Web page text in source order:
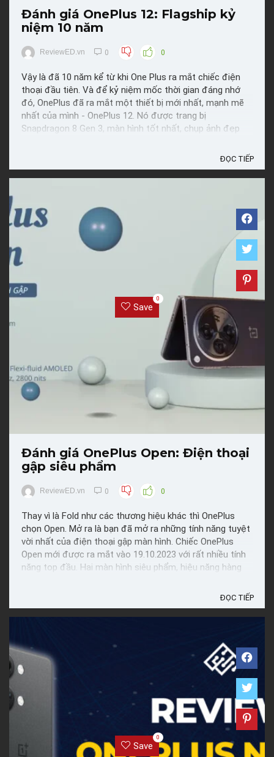
Đánh giá OnePlus 12: Flagship kỷ
niệm 10 năm
ReviewED.vn 0 0
Vậy là đã 10 năm kể từ khi One Plus ra mắt chiếc điện
thoại đầu tiên. Và để kỷ niệm mốc thời gian đáng nhớ
đó, OnePlus đã ra mắt một thiết bị mới nhất, mạnh mẽ
nhất của mình - OnePlus 12. Nó được trang bị
Snapdragon 8 Gen 3, màn hình tốt nhất, chụp ảnh đẹp
ĐỌC TIẾP
Save
0
Đánh giá OnePlus Open: Điện thoại
gập siêu phẩm
ReviewED.vn 0 0
Thay vì là Fold như các thương hiệu khác thì OnePlus
chọn Open. Mở ra là bạn đã mở ra những tính năng tuyệt
vời nhất của điện thoại gập màn hình. Chiếc OnePlus
Open mới được ra mắt vào 19.10.2023 với rất nhiều tính
năng top đầu. Hai màn hình siêu phẩm, hiệu năng hàng
ĐỌC TIẾP
Save
0